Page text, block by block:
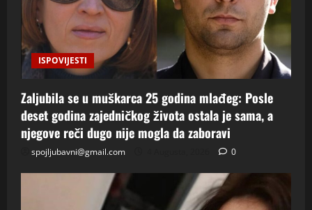
ISPOVIJESTI
Zaljubila se u muškarca 25 godina mlađeg: Posle
deset godina zajedničkog života ostala je sama, a
njegove reči dugo nije mogla da zaboravi
spojljubavni@gmail.com 0